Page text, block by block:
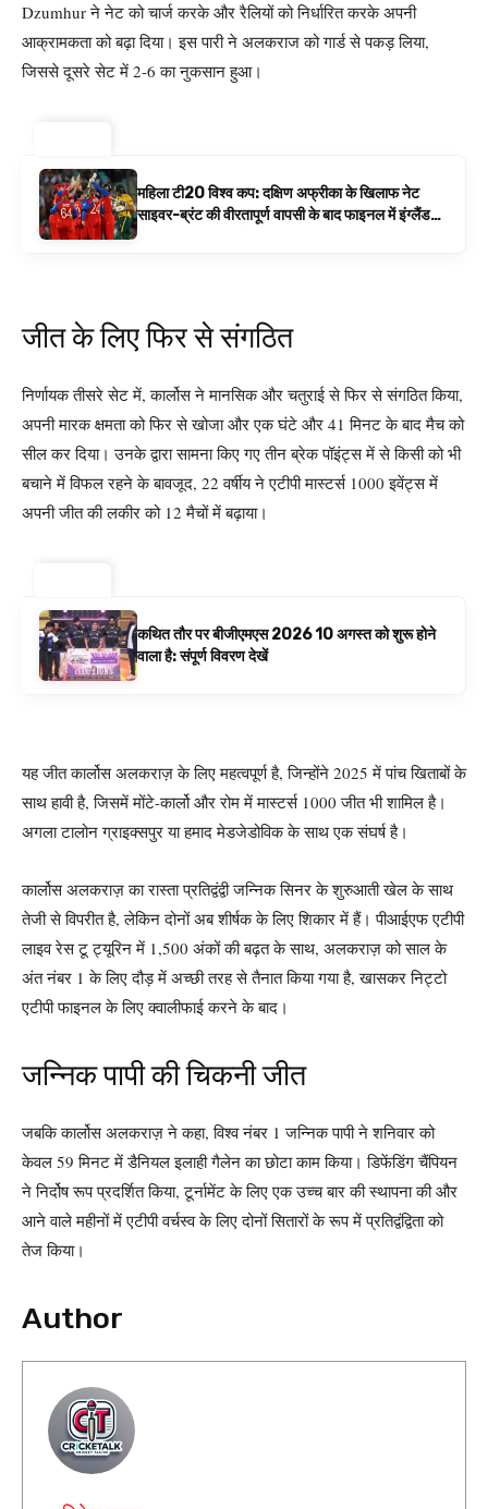
Dzumhur ने नेट को चार्ज करके और रैलियों को निर्धारित करके अपनी
आक्रामकता को बढ़ा दिया। इस पारी ने अलकराज को गार्ड से पकड़ लिया,
जिससे दूसरे सेट में 2-6 का नुकसान हुआ।
महिला टी20 विश्व कप: दक्षिण अफ्रीका के खिलाफ नेट
साइवर-ब्रंट की वीरतापूर्ण वापसी के बाद फाइनल में इंग्लैंड
जीत के लिए फिर से संगठित
निर्णायक तीसरे सेट में, कार्लोस ने मानसिक और चतुराई से फिर से संगठित किया,
अपनी मारक क्षमता को फिर से खोजा और एक घंटे और 41 मिनट के बाद मैच को
सील कर दिया। उनके द्वारा सामना किए गए तीन ब्रेक पॉइंट्स में से किसी को भी
बचाने में विफल रहने के बावजूद, 22 वर्षीय ने एटीपी मास्टर्स 1000 इवेंट्स में
अपनी जीत की लकीर को 12 मैचों में बढ़ाया।
कथित तौर पर बीजीएमएस 2026 10 अगस्त को शुरू होने
वाला है: संपूर्ण विवरण देखें
यह जीत कार्लोस अलकराज़ के लिए महत्वपूर्ण है, जिन्होंने 2025 में पांच खिताबों के
साथ हावी है, जिसमें मोंटे-कार्लो और रोम में मास्टर्स 1000 जीत भी शामिल है।
अगला टालोन ग्राइक्सपुर या हमाद मेडजेडोविक के साथ एक संघर्ष है।
कार्लोस अलकराज़ का रास्ता प्रतिद्वंद्वी जन्निक सिनर के शुरुआती खेल के साथ
तेजी से विपरीत है, लेकिन दोनों अब शीर्षक के लिए शिकार में हैं। पीआईएफ एटीपी
लाइव रेस टू ट्यूरिन में 1,500 अंकों की बढ़त के साथ, अलकराज़ को साल के
अंत नंबर 1 के लिए दौड़ में अच्छी तरह से तैनात किया गया है, खासकर निट्टो
एटीपी फाइनल के लिए क्वालीफाई करने के बाद।
जन्निक पापी की चिकनी जीत
जबकि कार्लोस अलकराज़ ने कहा, विश्व नंबर 1 जन्निक पापी ने शनिवार को
केवल 59 मिनट में डैनियल इलाही गैलेन का छोटा काम किया। डिफेंडिंग चैंपियन
ने निर्दोष रूप प्रदर्शित किया, टूर्नामेंट के लिए एक उच्च बार की स्थापना की और
आने वाले महीनों में एटीपी वर्चस्व के लिए दोनों सितारों के रूप में प्रतिद्वंद्विता को
तेज किया।
Author